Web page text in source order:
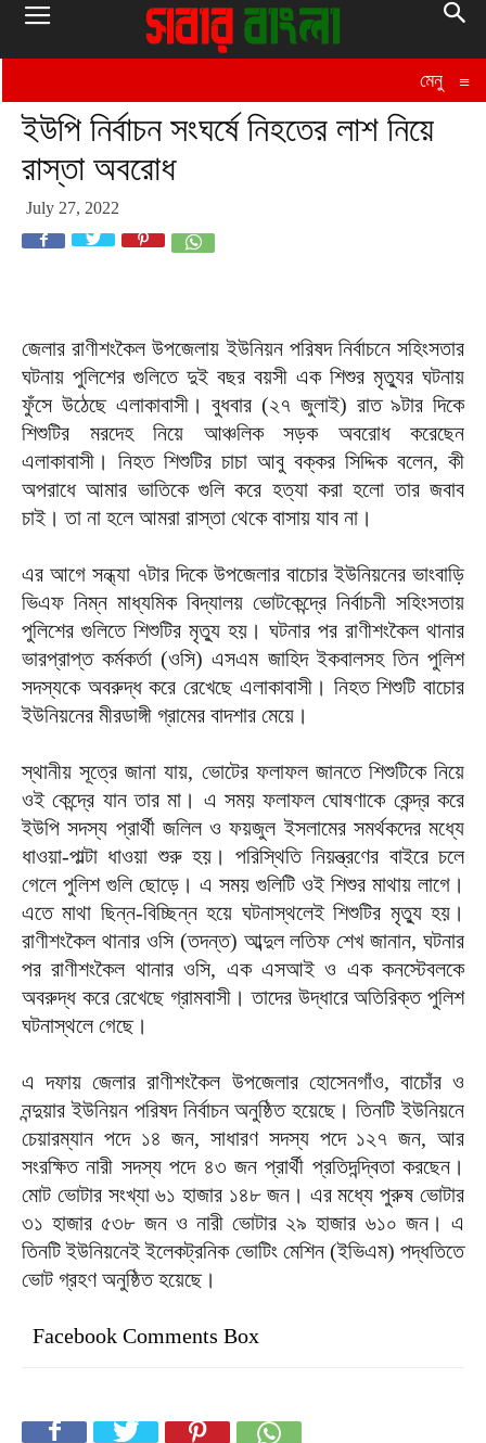
মেনু ≡
ইউপি নির্বাচন সংঘর্ষে নিহতের লাশ নিয়ে
রাস্তা অবরোধ
July 27, 2022
জেলার রাণীশংকৈল উপজেলায় ইউনিয়ন পরিষদ নির্বাচনে সহিংসতার
ঘটনায় পুলিশের গুলিতে দুই বছর বয়সী এক শিশুর মৃত্যুর ঘটনায়
ফুঁসে উঠেছে এলাকাবাসী। বুধবার (২৭ জুলাই) রাত ৯টার দিকে
শিশুটির মরদেহ নিয়ে আঞ্চলিক সড়ক অবরোধ করেছেন
এলাকাবাসী। নিহত শিশুটির চাচা আবু বক্কর সিদ্দিক বলেন, কী
অপরাধে আমার ভাতিকে গুলি করে হত্যা করা হলো তার জবাব
চাই। তা না হলে আমরা রাস্তা থেকে বাসায় যাব না।
এর আগে সন্ধ্যা ৭টার দিকে উপজেলার বাচোর ইউনিয়নের ভাংবাড়ি
ভিএফ নিম্ন মাধ্যমিক বিদ্যালয় ভোটকেন্দ্রে নির্বাচনী সহিংসতায়
পুলিশের গুলিতে শিশুটির মৃত্যু হয়। ঘটনার পর রাণীশংকৈল থানার
ভারপ্রাপ্ত কর্মকর্তা (ওসি) এসএম জাহিদ ইকবালসহ তিন পুলিশ
সদস্যকে অবরুদ্ধ করে রেখেছে এলাকাবাসী। নিহত শিশুটি বাচোর
ইউনিয়নের মীরডাঙ্গী গ্রামের বাদশার মেয়ে।
স্থানীয় সূত্রে জানা যায়, ভোটের ফলাফল জানতে শিশুটিকে নিয়ে
ওই কেন্দ্রে যান তার মা। এ সময় ফলাফল ঘোষণাকে কেন্দ্র করে
ইউপি সদস্য প্রার্থী জলিল ও ফয়জুল ইসলামের সমর্থকদের মধ্যে
ধাওয়া-পাল্টা ধাওয়া শুরু হয়। পরিস্থিতি নিয়ন্ত্রণের বাইরে চলে
গেলে পুলিশ গুলি ছোড়ে। এ সময় গুলিটি ওই শিশুর মাথায় লাগে।
এতে মাথা ছিন্ন-বিচ্ছিন্ন হয়ে ঘটনাস্থলেই শিশুটির মৃত্যু হয়।
রাণীশংকৈল থানার ওসি (তদন্ত) আব্দুল লতিফ শেখ জানান, ঘটনার
পর রাণীশংকৈল থানার ওসি, এক এসআই ও এক কনস্টেবলকে
অবরুদ্ধ করে রেখেছে গ্রামবাসী। তাদের উদ্ধারে অতিরিক্ত পুলিশ
ঘটনাস্থলে গেছে।
এ দফায় জেলার রাণীশংকৈল উপজেলার হোসেনগাঁও, বাচোঁর ও
নন্দুয়ার ইউনিয়ন পরিষদ নির্বাচন অনুষ্ঠিত হয়েছে। তিনটি ইউনিয়নে
চেয়ারম্যান পদে ১৪ জন, সাধারণ সদস্য পদে ১২৭ জন, আর
সংরক্ষিত নারী সদস্য পদে ৪৩ জন প্রার্থী প্রতিদন্দ্বিতা করছেন।
মোট ভোটার সংখ্যা ৬১ হাজার ১৪৮ জন। এর মধ্যে পুরুষ ভোটার
৩১ হাজার ৫৩৮ জন ও নারী ভোটার ২৯ হাজার ৬১০ জন। এ
তিনটি ইউনিয়নেই ইলেকট্রনিক ভোটিং মেশিন (ইভিএম) পদ্ধতিতে
ভোট গ্রহণ অনুষ্ঠিত হয়েছে।
Facebook Comments Box